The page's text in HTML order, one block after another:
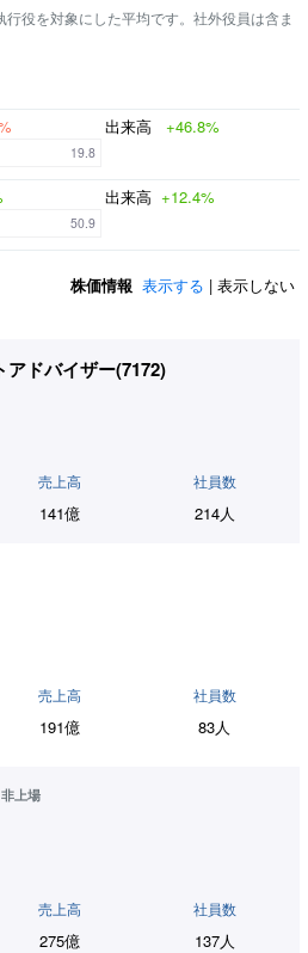
役を対象にした平均です。社外役員は含ま
出来高 +46.8%
19.8
出来高 +12.4%
50.9
株価情報 表示する | 表示しない
アドバイザー(7172)
売上高
141億
社員数
214人
売上高
191億
社員数
83人
非上場
売上高
275億
社員数
137人